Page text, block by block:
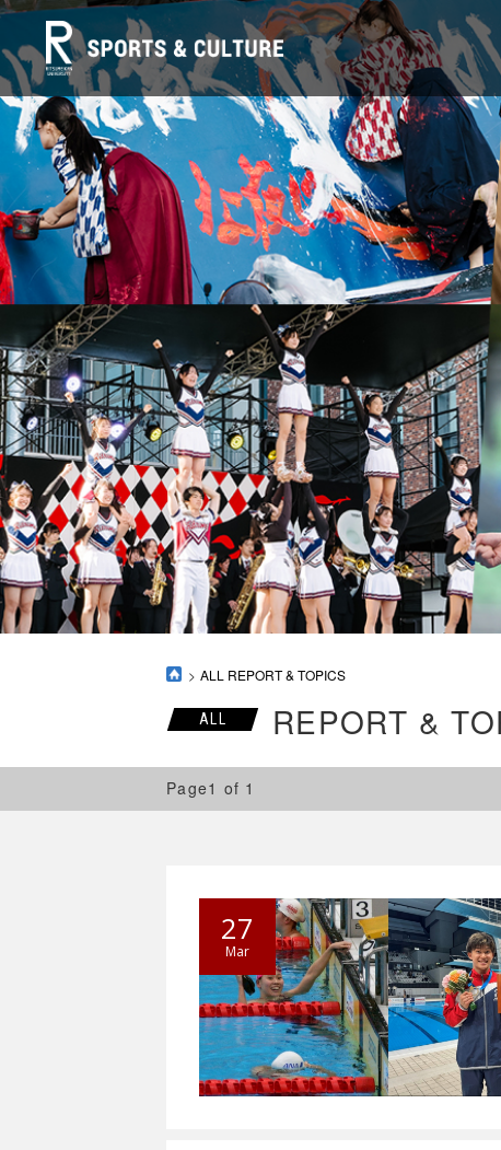
ALL REPORT & TOPICS
ALL REPORT &
Page1 of 1
27
Mar